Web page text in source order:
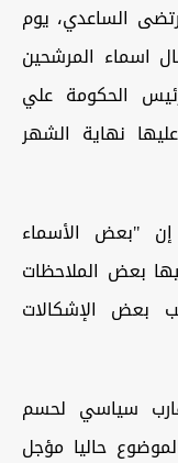
الساعدي، يوم
اسماء المرشحين
الحكومة علي
نهاية الشهر
"بعض الأسماء
بعض الملاحظات
بعض الإشكالات
سياسي لحسم
حاليا مؤجل